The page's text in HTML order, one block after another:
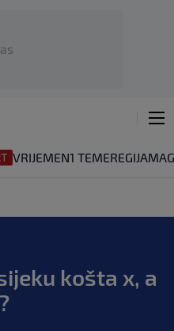
VRIJEMEN1 TEMEREGIJA
košta x, a